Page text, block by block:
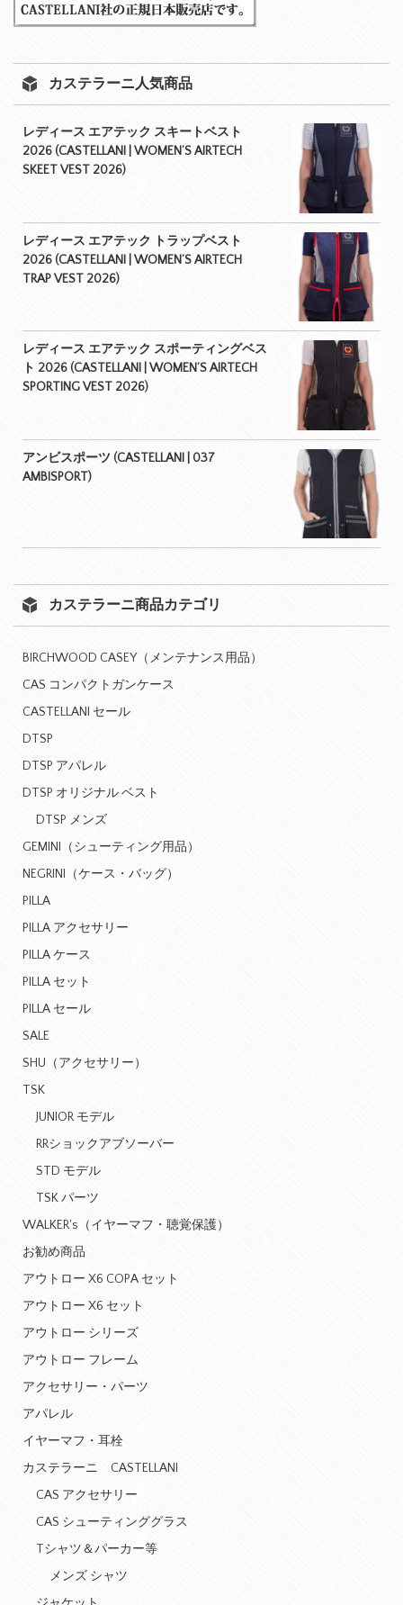
カステラーニ人気商品
レディース エアテック スキートベスト
2026 (CASTELLANI | WOMEN’S AIRTECH
SKEET VEST 2026)
レディース エアテック トラップベスト
2026 (CASTELLANI | WOMEN’S AIRTECH
TRAP VEST 2026)
レディース エアテック スポーティングベス
ト 2026 (CASTELLANI | WOMEN’S AIRTECH
SPORTING VEST 2026)
アンビスポーツ (CASTELLANI | 037
AMBISPORT)
カステラーニ商品カテゴリ
BIRCHWOOD CASEY（メンテナンス用品）
CAS コンパクトガンケース
CASTELLANI セール
DTSP
DTSP アパレル
DTSP オリジナル ベスト
DTSP メンズ
GEMINI（シューティング用品）
NEGRINI（ケース・バッグ）
PILLA
PILLA アクセサリー
PILLA ケース
PILLA セット
PILLA セール
SALE
SHU（アクセサリー）
TSK
JUNIOR モデル
RRショックアブソーバー
STD モデル
TSK パーツ
WALKER's（イヤーマフ・聴覚保護）
お勧め商品
アウトロー X6 COPA セット
アウトロー X6 セット
アウトロー シリーズ
アウトロー フレーム
アクセサリー・パーツ
アパレル
イヤーマフ・耳栓
カステラーニ CASTELLANI
CAS アクセサリー
CAS シューティンググラス
Tシャツ＆パーカー等
メンズ シャツ